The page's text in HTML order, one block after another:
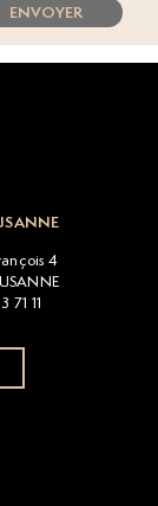
ENVOYER
4
71 11